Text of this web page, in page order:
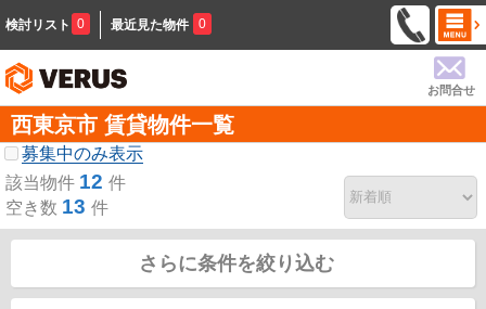
検討リスト 0 最近見た物件 0
お問合せ
西東京市 賃貸物件一覧
募集中のみ表示
該当物件 12 件
空き数 13 件
さらに条件を絞り込む